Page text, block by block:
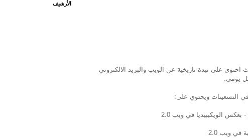
على نبذة تاريخية عن الويب والبريد الالكتروني
يومي.
ويب 2.0
الأرشيف